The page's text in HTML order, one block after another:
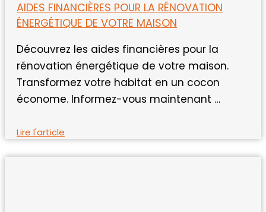
AIDES FINANCIÈRES POUR LA RÉNOVATION
ÉNERGÉTIQUE DE VOTRE MAISON
Découvrez les aides financières pour la
rénovation énergétique de votre maison.
Transformez votre habitat en un cocon
économe. Informez-vous maintenant …
Lire l'article